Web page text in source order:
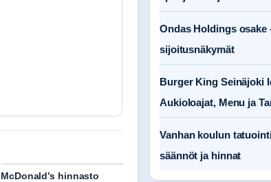
McDonald’s hinnasto
Ondas Holdings osake
sijoitusnäkymät
Burger King Seinäjoki
Aukioloajat, Menu ja
Vanhan koulun
säännöt ja hinnat